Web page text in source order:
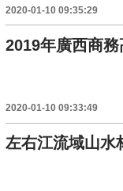
2020-01-10 09:35:29
2019年廣西商
2020-01-10 09:33:49
左右江流域山水